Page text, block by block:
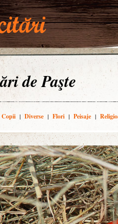
de Paşte
Copii | Diverse | Flori | Peisaje |